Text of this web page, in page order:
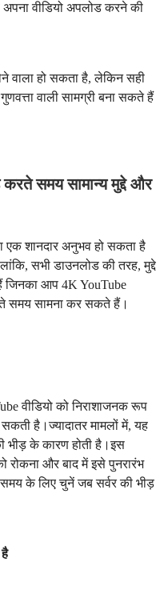
वीडियो अपलोड करने की
वाला हो सकता है, लेकिन सही
वाली सामग्री बना सकते हैं
समय सामान्य मुद्दे और
एक शानदार अनुभव हो सकता है
सभी डाउनलोड की तरह, मुद्दे
जिनका आप 4K YouTube
समय सामना कर सकते हैं।
वीडियो को निराशाजनक रूप
है।ज्यादातर मामलों में, यह
भीड़ के कारण होती है।इस
और बाद में इसे पुनरारंभ
के लिए चुनें जब सर्वर की भीड़